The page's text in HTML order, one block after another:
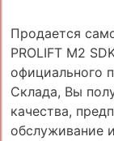
Продается
PROLIFT M2
официального
Склада, Вы
качества,
обслуживание